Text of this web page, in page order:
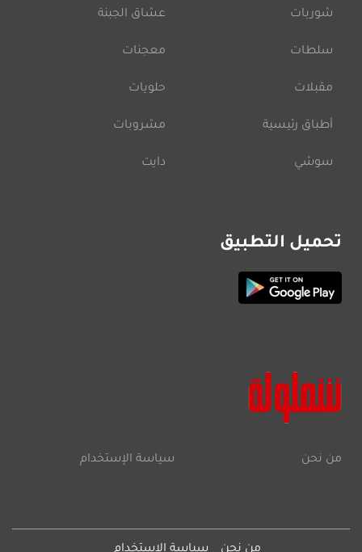
شوربات
سلطات
مقبلات
أطباق رئيسية
سوشي
عشاق الجبنة
معجنات
حلويات
مشروبات
دايت
تحميل التطبيق
من نحن سياسة الإستخدام